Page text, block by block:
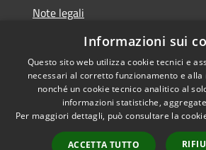
Note legali
Dichiarazione di accessibilità
Accessibilità
Informazioni sui
Questo sito web utilizza cookie tecnici e
necessari al corretto funzionamento e alla
nonché un cookie tecnico analitico al
informazioni statistiche,
Per maggiori dettagli, può consultare la
ACCETTA TUTTO